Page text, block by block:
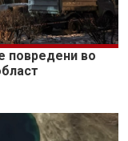
повредени во